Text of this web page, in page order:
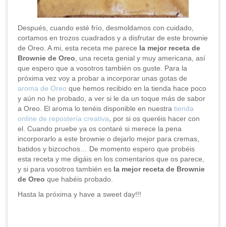
Después, cuando esté frío, desmoldamos con cuidado,
cortamos en trozos cuadrados y a disfrutar de este brownie
de Oreo. A mi, esta receta me parece la mejor receta de
Brownie de Oreo , una receta genial y muy americana, así
que espero que a vosotros también os guste. Para la
próxima vez voy a probar a incorporar unas gotas de
aroma de Oreo que hemos recibido en la tienda hace poco
y aún no he probado, a ver si le da un toque más de sabor
a Oreo. El aroma lo tenéis disponible en nuestra tienda
online de repostería creativa , por si os queréis hacer con
el. Cuando pruebe ya os contaré si merece la pena
incorporarlo a este brownie o dejarlo mejor para cremas,
batidos y bizcochos… De momento espero que probéis
esta receta y me digáis en los comentarios que os parece,
y si para vosotros también es la mejor receta de Brownie
de Oreo que habéis probado.
Hasta la próxima y have a sweet day!!!